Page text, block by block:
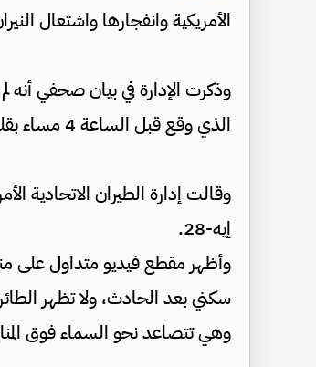
الأمريكية وانفجارها واشتعال
وذكرت الإدارة في بيان صحفي أنه
الذي وقع قبل الساعة 4 مساء بقليل، وقد توجب إخلاء منزلين.
وقالت إدارة الطيران الاتحادية
إيه-28.
وأظهر مقطع فيديو متداول على
سكني بعد الحادث، ولا تظهر
وهي تتصاعد نحو السماء فوق